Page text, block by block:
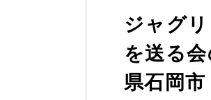
ジャグ
を送る
県石岡市